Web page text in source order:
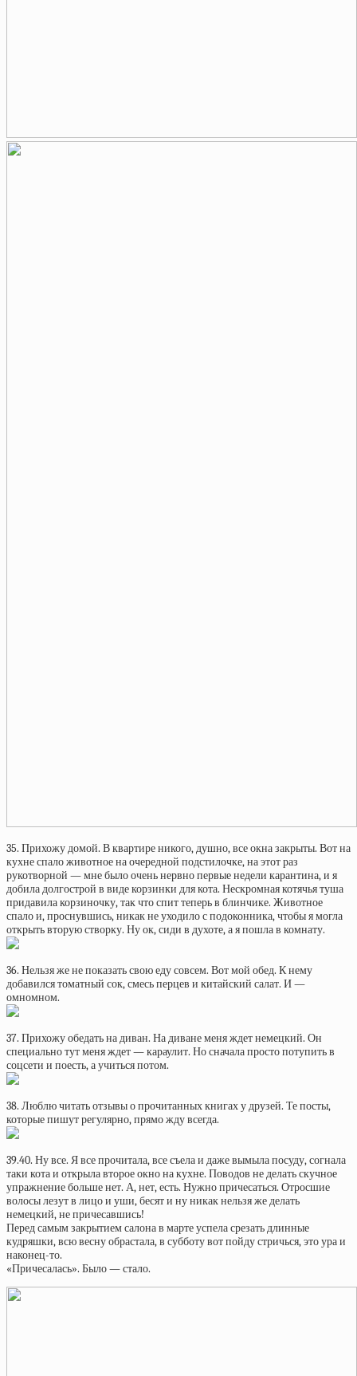
35. Прихожу домой. В квартире никого, душно, все окна закрыты. Вот на
кухне спало животное на очередной подстилочке, на этот раз
рукотворной — мне было очень нервно первые недели карантина, и я
добила долгострой в виде корзинки для кота. Нескромная котячья туша
придавила корзиночку, так что спит теперь в блинчике. Животное
спало и, проснувшись, никак не уходило с подоконника, чтобы я могла
открыть вторую створку. Ну ок, сиди в духоте, а я пошла в комнату.
36. Нельзя же не показать свою еду совсем. Вот мой обед. К нему
добавился томатный сок, смесь перцев и китайский салат. И —
омномном.
37. Прихожу обедать на диван. На диване меня ждет немецкий. Он
специально тут меня ждет — караулит. Но сначала просто потупить в
соцсети и поесть, а учиться потом.
38. Люблю читать отзывы о прочитанных книгах у друзей. Те посты,
которые пишут регулярно, прямо жду всегда.
39.40. Ну все. Я все прочитала, все съела и даже вымыла посуду, согнала
таки кота и открыла второе окно на кухне. Поводов не делать скучное
упражнение больше нет. А, нет, есть. Нужно причесаться. Отросшие
волосы лезут в лицо и уши, бесят и ну никак нельзя же делать
немецкий, не причесавшись!
Перед самым закрытием салона в марте успела срезать длинные
кудряшки, всю весну обрастала, в субботу вот пойду стричься, это ура и
наконец-то.
«Причесалась». Было — стало.